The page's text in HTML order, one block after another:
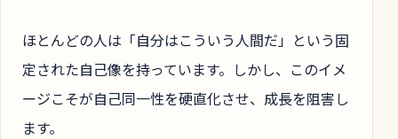
ほとんどの人は「自分はこういう人間だ」という固
定された自己像を持っています。しかし、このイメ
ージこそが自己同一性を硬直化させ、成長を阻害し
ます。